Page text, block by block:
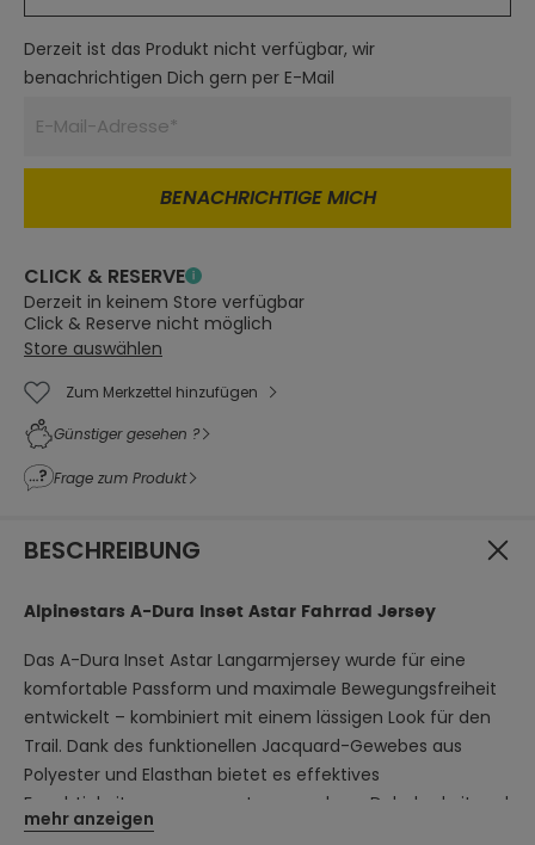
Derzeit ist das Produkt nicht verfügbar, wir
benachrichtigen Dich gern per E-Mail
BENACHRICHTIGE MICH
CLICK & RESERVE
Derzeit in keinem Store verfügbar
Click & Reserve nicht möglich
Store auswählen
Zum Merkzettel hinzufügen
Günstiger gesehen ?
Frage zum Produkt
BESCHREIBUNG
Alpinestars A-Dura Inset Astar Fahrrad Jersey
Das A-Dura Inset Astar Langarmjersey wurde für eine
komfortable Passform und maximale Bewegungsfreiheit
entwickelt – kombiniert mit einem lässigen Look für den
Trail. Dank des funktionellen Jacquard-Gewebes aus
Polyester und Elasthan bietet es effektives
Feuchtigkeitsmanagement, angenehme Dehnbarkeit und
hohen Tragekomfort bei jeder Fahrt.
mehr anzeigen